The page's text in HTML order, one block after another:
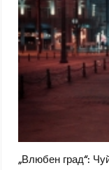
„Влюбен град“: